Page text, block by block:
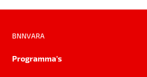
BNNVARA
Programma's